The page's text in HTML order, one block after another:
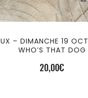
– DIMANCHE 19
WHO’S THAT DOG
20,00€